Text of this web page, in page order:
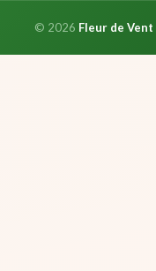
© 2026 Fleur de Vent